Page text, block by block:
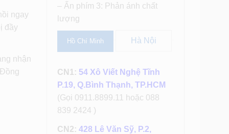
ngay
đầy
nhận
– Ấn phím 3: Phản ánh chất
lượng
Hồ Chí Minh Hà Nội
CN1: 54 Xô Viết Nghệ Tĩnh
P.19, Q.Bình Thạnh, TP.HCM
(Gọi 0911.8899.11 hoặc 088
839 2424 )
CN2: 428 Lê Văn Sỹ, P.2,